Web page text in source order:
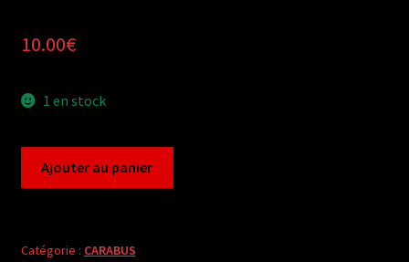
10.00€
1 en stock
smaragdinus
Ajouter au panier
Catégorie : CARABUS